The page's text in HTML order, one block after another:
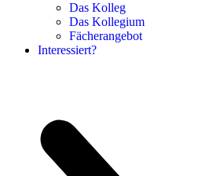
Das Kolleg
Das Kollegium
Fächerangebot
Interessiert?